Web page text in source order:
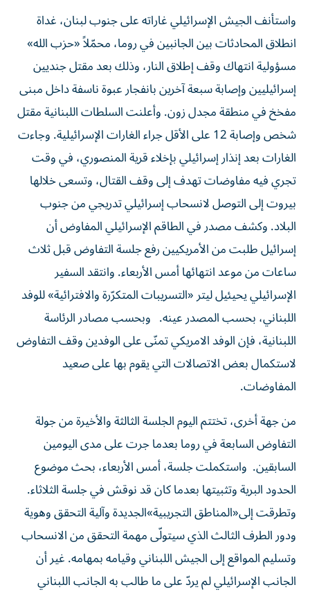
واستأنف الجيش الإسرائيلي غاراته على جنوب لبنان، غداة
انطلاق المحادثات بين الجانبين في روما، محمّلاً «حزب الله»
مسؤولية انتهاك وقف إطلاق النار، وذلك بعد مقتل جنديين
إسرائيليين وإصابة سبعة آخرين بانفجار عبوة ناسفة داخل مبنى
مفخخ في منطقة مجدل زون. وأعلنت السلطات اللبنانية مقتل
شخص وإصابة 12 على الأقل جراء الغارات الإسرائيلية. وجاءت
الغارات بعد إنذار إسرائيلي بإخلاء قرية المنصوري، في وقت
تجري فيه مفاوضات تهدف إلى وقف القتال، وتسعى خلالها
بيروت إلى التوصل لانسحاب إسرائيلي تدريجي من جنوب
البلاد. وكشف مصدر في الطاقم الإسرائيلي المفاوض أن
إسرائيل طلبت من الأمريكيين رفع جلسة التفاوض قبل ثلاث
ساعات من موعد انتهائها أمس الأربعاء. وانتقد السفير
الإسرائيلي يحيئيل ليتر «التسريبات المتكرّرة والافترائية» للوفد
اللبناني، بحسب المصدر عينه. وبحسب مصادر الرئاسة
اللبنانية، فإن الوفد الامريكي تمنّى على الوفدين وقف التفاوض
لاستكمال بعض الاتصالات التي يقوم بها على صعيد
المفاوضات.
من جهة أخرى، تختتم اليوم الجلسة الثالثة والأخيرة من جولة
التفاوض السابعة في روما بعدما جرت على مدى اليومين
السابقين. واستكملت جلسة، أمس الأربعاء، بحث موضوع
الحدود البرية وتثبيتها بعدما كان قد نوقش في جلسة الثلاثاء.
وتطرقت إلى«المناطق التجريبية»الجديدة وآلية التحقق وهوية
ودور الطرف الثالث الذي سيتولّى مهمة التحقق من الانسحاب
وتسليم المواقع إلى الجيش اللبناني وقيامه بمهامه. غير أن
الجانب الإسرائيلي لم يردّ على ما طالب به الجانب اللبناني